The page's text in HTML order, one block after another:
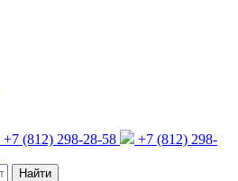
+7 (812) 298-28-58
+7 (812) 298-
Найти